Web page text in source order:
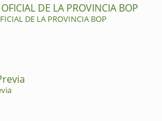
DE LA PROVINCIA BOP
DE LA PROVINCIA BOP